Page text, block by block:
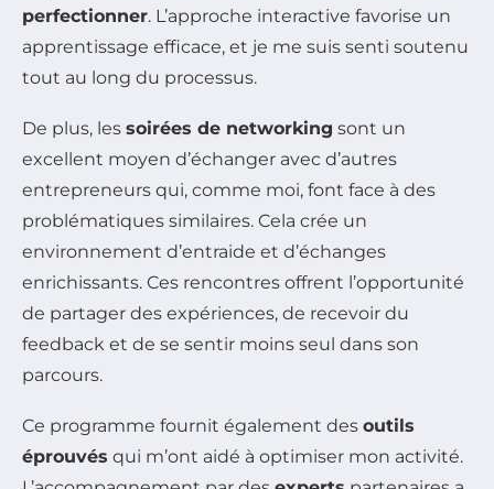
perfectionner. L’approche interactive favorise un
apprentissage efficace, et je me suis senti soutenu
tout au long du processus.
De plus, les soirées de networking sont un
excellent moyen d’échanger avec d’autres
entrepreneurs qui, comme moi, font face à des
problématiques similaires. Cela crée un
environnement d’entraide et d’échanges
enrichissants. Ces rencontres offrent l’opportunité
de partager des expériences, de recevoir du
feedback et de se sentir moins seul dans son
parcours.
Ce programme fournit également des outils
éprouvés qui m’ont aidé à optimiser mon activité.